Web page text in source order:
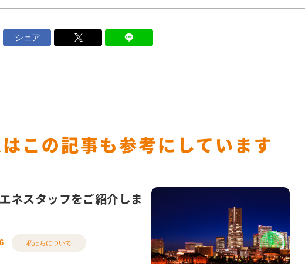
シェア
この記事も参考にしています
ネスタッフをご紹介しま
私たちについて